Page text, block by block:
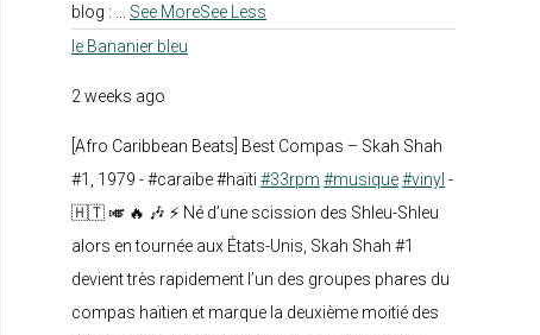
blog :
See MoreSee Less
le Bananier bleu
2 weeks ago
[Afro Caribbean Beats] Best Compas – Skah Shah
#1, 1979 - #caraïbe #haïti #33rpm #musique#vinyl -
🇭🇹 🎺 🔥 🎶 ⚡ Né d’une scission des Shleu-Shleu
alors en tournée aux États-Unis, Skah Shah #1
devient très rapidement l’un des groupes phares du
compas haïtien et marque la deuxième moitié des